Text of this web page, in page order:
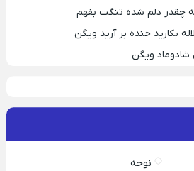
چقدر دلم شده تنگت بفهم
بکارید خنده بر آرید ویگن
ویگن
نوحه